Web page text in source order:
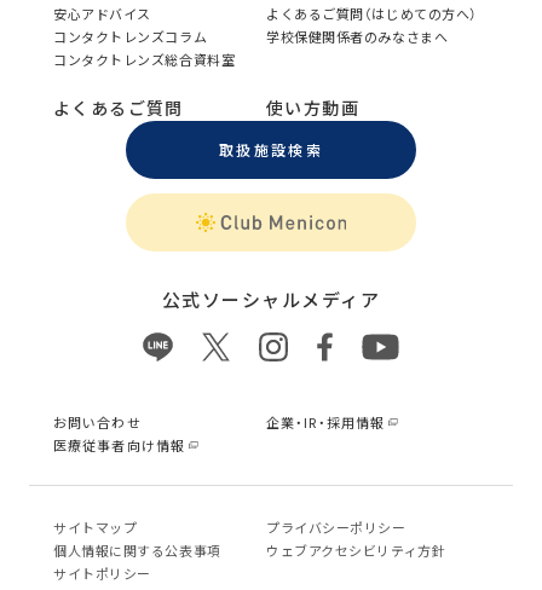
安心アドバイス
よくあるご質問（はじめての方へ）
コンタクトレンズコラム
学校保健関係者のみなさまへ
コンタクトレンズ総合資料室
よくあるご質問 使い方動画
取扱施設検索
公式ソーシャルメディア
お問い合わせ
企業・IR・採用情報
医療従事者向け情報
サイトマップ
プライバシーポリシー
個⼈情報に関する公表事項
ウェブアクセシビリティ方針
サイトポリシー